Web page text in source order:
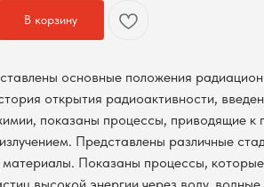
В корзину
основные положения
открытия радиоактивности,
показаны процессы, приводящие к
Представлены различные
материалы. Показаны процессы,